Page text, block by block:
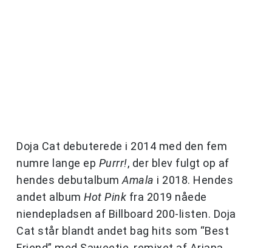
Doja Cat debuterede i 2014 med den fem
numre lange ep Purrr!, der blev fulgt op af
hendes debutalbum Amala i 2018. Hendes
andet album Hot Pink fra 2019 nåede
niendepladsen af Billboard 200-listen. Doja
Cat står blandt andet bag hits som “Best